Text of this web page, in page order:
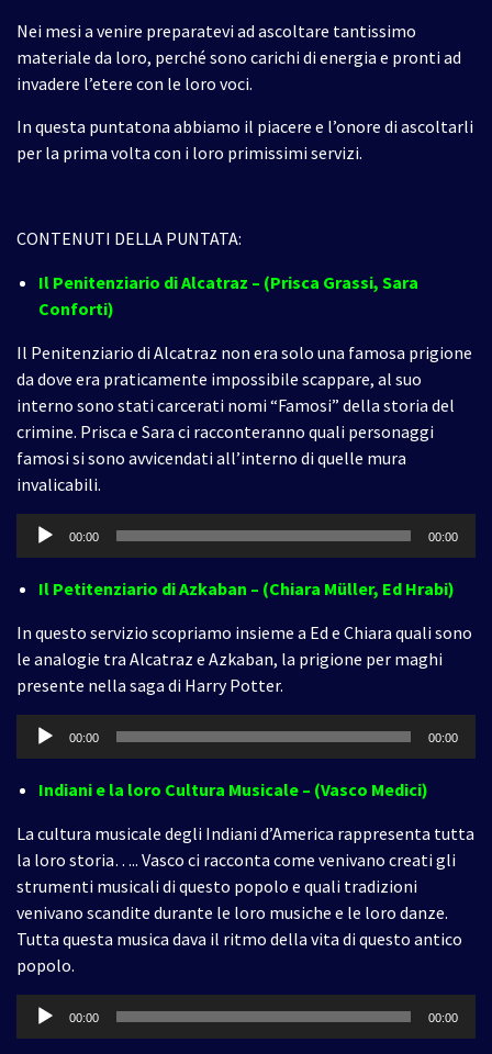
Nei mesi a venire preparatevi ad ascoltare tantissimo
materiale da loro, perché sono carichi di energia e pronti ad
invadere l’etere con le loro voci.
In questa puntatona abbiamo il piacere e l’onore di ascoltarli
per la prima volta con i loro primissimi servizi.
CONTENUTI DELLA PUNTATA:
Il Penitenziario di Alcatraz – (Prisca Grassi, Sara
Conforti)
Il Penitenziario di Alcatraz non era solo una famosa prigione
da dove era praticamente impossibile scappare, al suo
interno sono stati carcerati nomi “Famosi” della storia del
crimine. Prisca e Sara ci racconteranno quali personaggi
famosi si sono avvicendati all’interno di quelle mura
invalicabili.
Audio
00:00 00:00
Il Petitenziario di Azkaban – (Chiara Müller, Ed Hrabi)
In questo servizio scopriamo insieme a Ed e Chiara quali sono
le analogie tra Alcatraz e Azkaban, la prigione per maghi
presente nella saga di Harry Potter.
Audio
00:00 00:00
Indiani e la loro Cultura Musicale – (Vasco Medici)
La cultura musicale degli Indiani d’America rappresenta tutta
la loro storia….. Vasco ci racconta come venivano creati gli
strumenti musicali di questo popolo e quali tradizioni
venivano scandite durante le loro musiche e le loro danze.
Tutta questa musica dava il ritmo della vita di questo antico
popolo.
Audio
00:00 00:00